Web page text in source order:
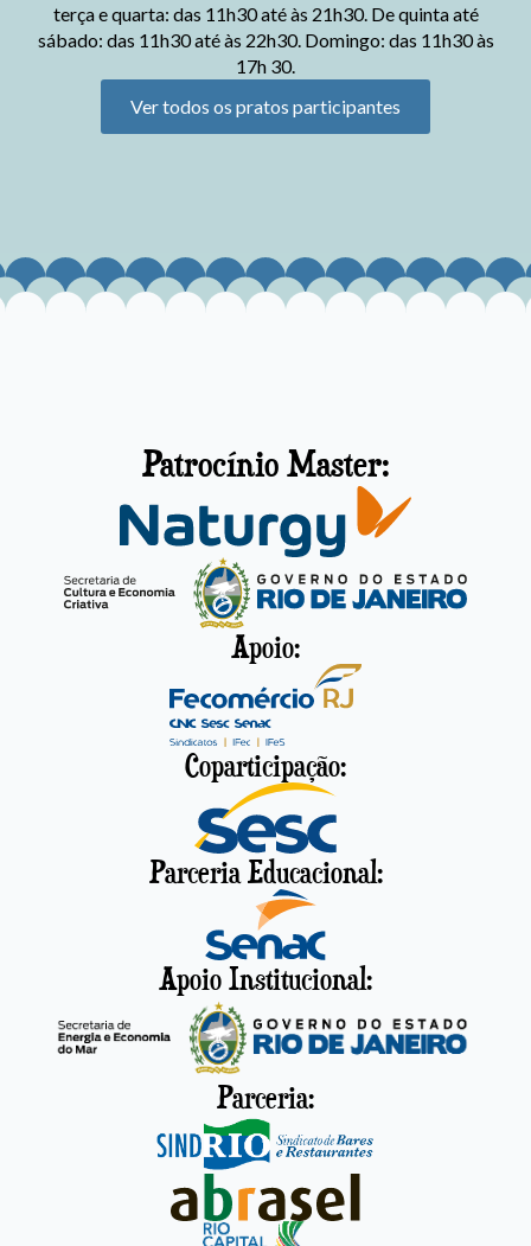
terça e quarta: das 11h30 até às 21h30. De quinta até
sábado: das 11h30 até às 22h30. Domingo: das 11h30 às
17h 30.
Ver todos os pratos participantes
Patrocínio Master:
Apoio:
Coparticipação:
Parceria Educacional:
Apoio Institucional:
Parceria: